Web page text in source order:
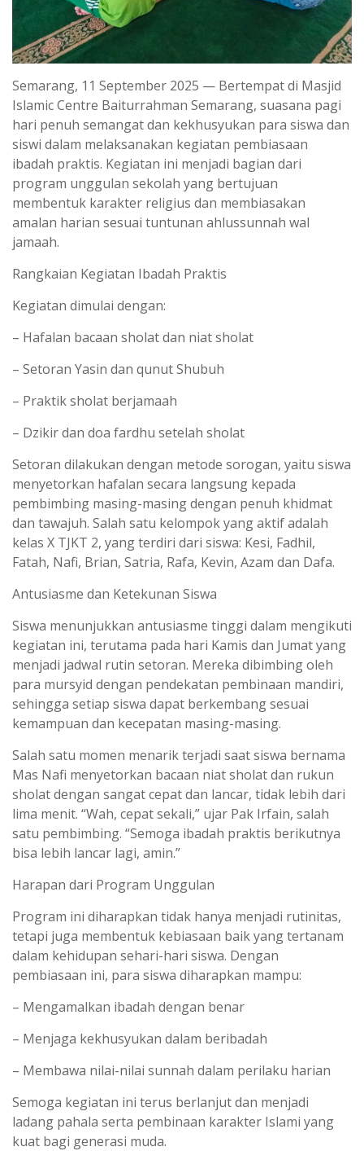
Semarang, 11 September 2025 — Bertempat di Masjid
Islamic Centre Baiturrahman Semarang, suasana pagi
hari penuh semangat dan kekhusyukan para siswa dan
siswi dalam melaksanakan kegiatan pembiasaan
ibadah praktis. Kegiatan ini menjadi bagian dari
program unggulan sekolah yang bertujuan
membentuk karakter religius dan membiasakan
amalan harian sesuai tuntunan ahlussunnah wal
jamaah.
Rangkaian Kegiatan Ibadah Praktis
Kegiatan dimulai dengan:
– Hafalan bacaan sholat dan niat sholat
– Setoran Yasin dan qunut Shubuh
– Praktik sholat berjamaah
– Dzikir dan doa fardhu setelah sholat
Setoran dilakukan dengan metode sorogan, yaitu siswa
menyetorkan hafalan secara langsung kepada
pembimbing masing-masing dengan penuh khidmat
dan tawajuh. Salah satu kelompok yang aktif adalah
kelas X TJKT 2, yang terdiri dari siswa: Kesi, Fadhil,
Fatah, Nafi, Brian, Satria, Rafa, Kevin, Azam dan Dafa.
Antusiasme dan Ketekunan Siswa
Siswa menunjukkan antusiasme tinggi dalam mengikuti
kegiatan ini, terutama pada hari Kamis dan Jumat yang
menjadi jadwal rutin setoran. Mereka dibimbing oleh
para mursyid dengan pendekatan pembinaan mandiri,
sehingga setiap siswa dapat berkembang sesuai
kemampuan dan kecepatan masing-masing.
Salah satu momen menarik terjadi saat siswa bernama
Mas Nafi menyetorkan bacaan niat sholat dan rukun
sholat dengan sangat cepat dan lancar, tidak lebih dari
lima menit. “Wah, cepat sekali,” ujar Pak Irfain, salah
satu pembimbing. “Semoga ibadah praktis berikutnya
bisa lebih lancar lagi, amin.”
Harapan dari Program Unggulan
Program ini diharapkan tidak hanya menjadi rutinitas,
tetapi juga membentuk kebiasaan baik yang tertanam
dalam kehidupan sehari-hari siswa. Dengan
pembiasaan ini, para siswa diharapkan mampu:
– Mengamalkan ibadah dengan benar
– Menjaga kekhusyukan dalam beribadah
– Membawa nilai-nilai sunnah dalam perilaku harian
Semoga kegiatan ini terus berlanjut dan menjadi
ladang pahala serta pembinaan karakter Islami yang
kuat bagi generasi muda.